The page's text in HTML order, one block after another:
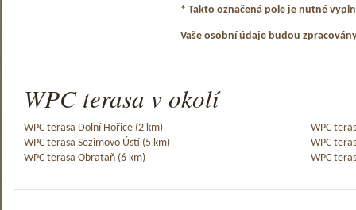
* Takto označená pole je nutné
Vaše osobní údaje budou
WPC terasa v okolí
WPC terasa Dolní Hořice (2 km)
WPC
WPC terasa Sezimovo Ústí (5 km)
WPC
WPC terasa Obrataň (6 km)
WPC